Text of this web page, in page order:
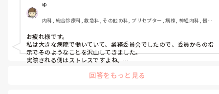
ゆ
内科, 総合診療科, 救急科, その他の科, プリセプター, 病棟, 神経内科, 慢性
お疲れ様です。
私は大きな病院で働いていて、業務委員会でしたので、委員からの指
示でそのようなことを沢山してきました。
実際される側はストレスですよね。
からの指示かもしれませんね。回答をもっと見る